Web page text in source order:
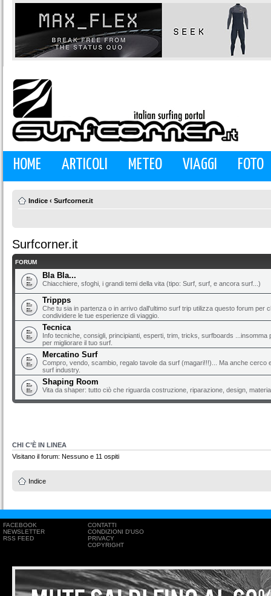
HOME ARTICOLI METEO VIAGGI FOTO
Indice ‹ Surfcorner.it
Surfcorner.it
FORUM
Bla Bla...
Chiacchiere, sfoghi, i grandi temi della vita (tipo: Surf, surf, e ancora surf...)
Trippps
Che tu sia in partenza o in arrivo dall'ultimo surf trip utilizza questo forum per
condividere le tue esperienze di viaggio.
Tecnica
Info tecniche, consigli, principianti, esperti, trim, tricks, surfboards ...insomma
per migliorare il tuo surf.
Mercatino Surf
Compro, vendo, scambio, regalo tavole da surf (magari!!!)... Ma anche cerco
surf industry.
Shaping Room
Vita da shaper: tutto ciò che riguarda costruzione, riparazione, design,
CHI C’È IN LINEA
Visitano il forum: Nessuno e 11 ospiti
Indice
FACEBOOK
NEWSLETTER
RSS FEED
CONTATTI
CONDIZIONI D'USO
PRIVACY
COPYRIGHT